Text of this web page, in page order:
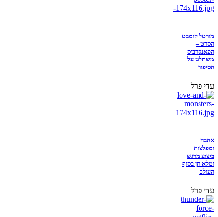
מורטל קומבט
הסרט –
הפאנסרביס
משתלט על
הסיפור
עדי פרל
אהבה
ומפלצות –
ביצוע מרגש
ומלא חן בסוף
העולם
עדי פרל